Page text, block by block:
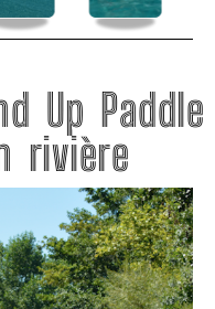
Up Paddle
rivière